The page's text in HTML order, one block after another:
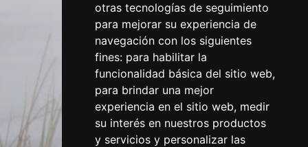
otras tecnologías de seguimiento
para mejorar su experiencia de
navegación con los siguientes
fines: para habilitar la
funcionalidad básica del sitio web,
para brindar una mejor
experiencia en el sitio web, medir
su interés en nuestros productos
y servicios y personalizar las